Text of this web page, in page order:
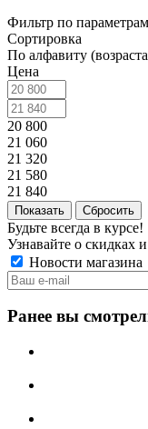
Фильтр по параметрам
Сортировка
По алфавиту
Цена
20 800
21 060
21 320
21 580
21 840
Сбросить
Будьте всегда в курсе!
Узнавайте о скидках
Новости магазина
Ранее вы